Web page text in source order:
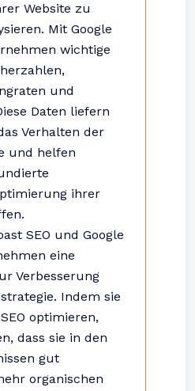
Website zu
Mit Google
wichtige
und
Daten liefern
Verhalten der
und helfen
ihrer
SEO und Google
eine
Verbesserung
Indem sie
optimieren,
dass sie in den
gut
organischen